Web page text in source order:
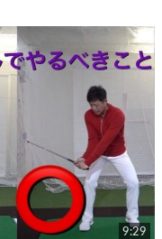
9:29